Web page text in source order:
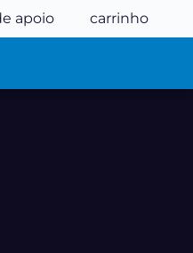
apoio carrinho